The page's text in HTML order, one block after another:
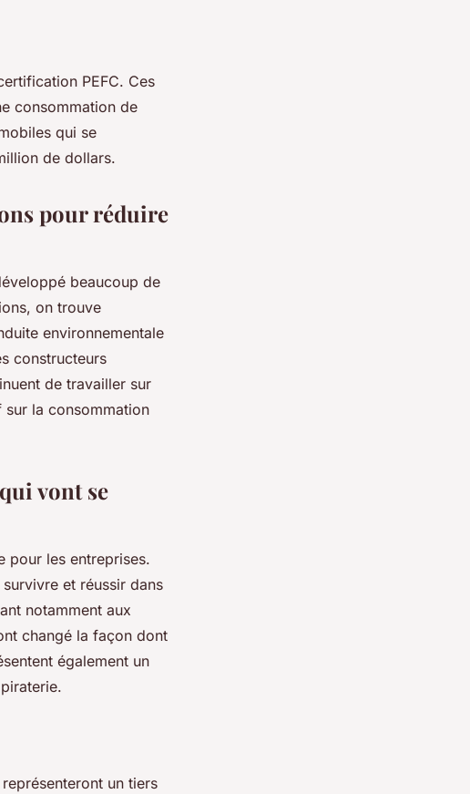
PEFC. Ces
consommation de
qui se
de dollars.
pour réduire
beaucoup de
on trouve
environnementale
constructeurs
de travailler sur
la consommation
vont se
pour les entreprises.
et réussir dans
notamment aux
changé la façon dont
également un
un tiers